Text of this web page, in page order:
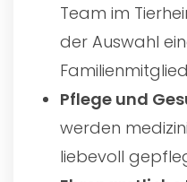
Team im
der Auswahl
Pflege und
werden
liebevoll